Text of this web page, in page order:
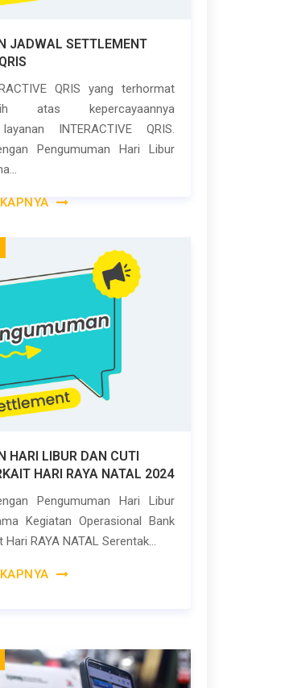
JADWAL SETTLEMENT
QRIS yang terhormat
atas kepercayaannya
INTERACTIVE QRIS.
Pengumuman Hari Libur
HARI LIBUR DAN CUTI
HARI RAYA NATAL 2024
Pengumuman Hari Libur
Kegiatan Operasional Bank
RAYA NATAL Serentak...